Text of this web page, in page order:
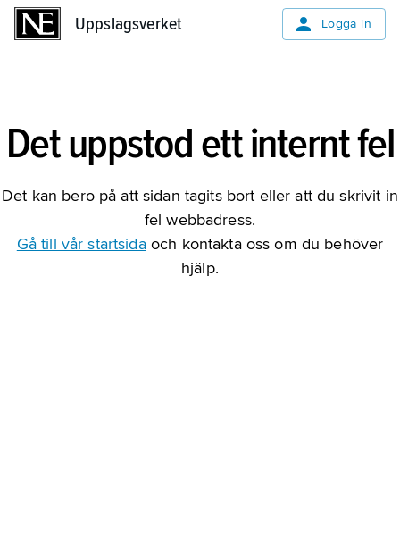
Uppslagsverket Logga in
Det uppstod ett internt fel
Det kan bero på att sidan tagits bort eller att du skrivit in
fel webbadress.
Gå till vår startsidaoch kontakta oss om du behöver
hjälp.